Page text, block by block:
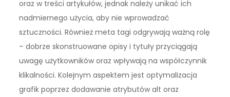
oraz w treści artykułów, jednak należy unikać ich
nadmiernego użycia, aby nie wprowadzać
sztuczności. Również meta tagi odgrywają ważną rolę
– dobrze skonstruowane opisy i tytuły przyciągają
uwagę użytkowników oraz wpływają na współczynnik
klikalności. Kolejnym aspektem jest optymalizacja
grafik poprzez dodawanie atrybutów alt oraz